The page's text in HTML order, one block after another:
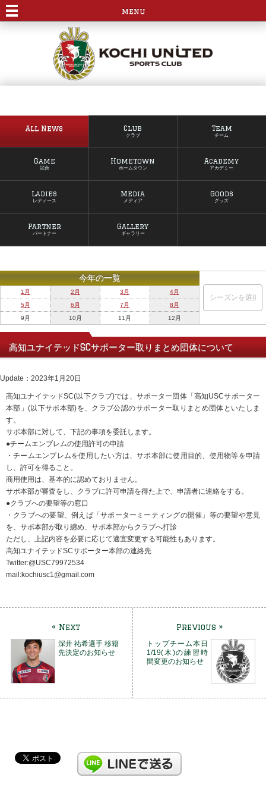
menu
All News Club
クラブ
Team
チーム
Game
試合
Hometown
ホームタウン
Academy
アカデミー
Ladies
レディース
Media
メディア
Goods
グッズ
Partner
パートナー
Gallery
ギャラリー
今年の一覧
1月 2月 3月
4月
5月
6月 7月
8月
9月
10月 11月 12月
高知ユナイテッドSCサポーター取りまとめ団体について
Update：2023年1月20日
高知ユナイテッドSC(以下クラブ)では、サポーター団体「高知USCサポーター
本部」(以下サポ本部)を、クラブ公認のサポーター取りまとめ団体といたしま
す。
サポ本部に対して、下記の事項を委託します。
●チームエンブレムの使用許可の申請
・チームエンブレムを使用したい方は、サポ本部に使用目的、使用物等を申請
し、許可を得ること。
商用使用は、基本的に認めておりません。
サポ本部が審査をし、クラブに許可申請を得た上で、申請者に連絡をする。
●クラブへの要望等の窓口
・クラブへの要望、例えば「サポーターミーティングの開催」等の要望や意見
を、サポ本部が取り纏め、サポ本部からクラブへ打診
ただし、上記内容を必要に応じて適宜変更する可能性もあります。
高知ユナイテッドSCサポーター本部の連絡先
Twitter:@USC79972534
mail:kochiusc1@gmail.com
« Next
深井 祐希選手 移籍
先決定のお知らせ
Previous »
トップチーム本日
1/19(木)の練習時
間変更のお知らせ